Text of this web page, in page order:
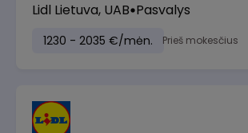
Lidl Lietuva, UAB Pasvalys
1230 - 2035 €/mėn. Prieš mokesčius